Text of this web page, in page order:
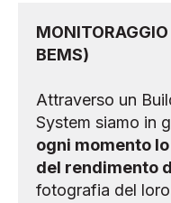
BEMS)
Attraverso un
System siamo in
ogni momento
del rendimento
fotografia del